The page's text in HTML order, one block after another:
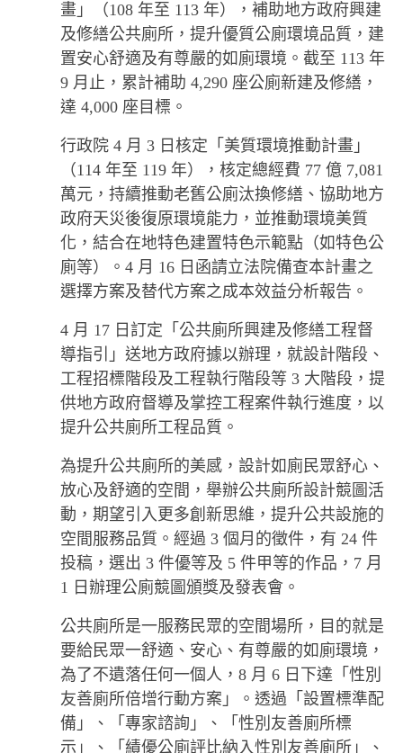
畫」（108 年至 113 年），補助地方政府興建
及修繕公共廁所，提升優質公廁環境品質，建
置安心舒適及有尊嚴的如廁環境。截至 113 年
9 月止，累計補助 4,290 座公廁新建及修繕，
達 4,000 座目標。
行政院 4 月 3 日核定「美質環境推動計畫」
（114 年至 119 年），核定總經費 77 億 7,081
萬元，持續推動老舊公廁汰換修繕、協助地方
政府天災後復原環境能力，並推動環境美質
化，結合在地特色建置特色示範點（如特色公
廁等）。4 月 16 日函請立法院備查本計畫之
選擇方案及替代方案之成本效益分析報告。
4 月 17 日訂定「公共廁所興建及修繕工程督
導指引」送地方政府據以辦理，就設計階段、
工程招標階段及工程執行階段等 3 大階段，提
供地方政府督導及掌控工程案件執行進度，以
提升公共廁所工程品質。
為提升公共廁所的美感，設計如廁民眾舒心、
放心及舒適的空間，舉辦公共廁所設計競圖活
動，期望引入更多創新思維，提升公共設施的
空間服務品質。經過 3 個月的徵件，有 24 件
投稿，選出 3 件優等及 5 件甲等的作品，7 月
1 日辦理公廁競圖頒獎及發表會。
公共廁所是一服務民眾的空間場所，目的就是
要給民眾一舒適、安心、有尊嚴的如廁環境，
為了不遺落任何一個人，8 月 6 日下達「性別
友善廁所倍增行動方案」。透過「設置標準配
備」、「專家諮詢」、「性別友善廁所標
示」、「績優公廁評比納入性別友善廁所」、